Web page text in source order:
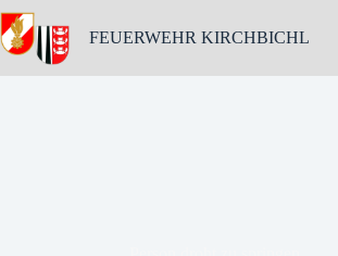
Skip
to
content
FEUERWEHR KIRCHBICHL